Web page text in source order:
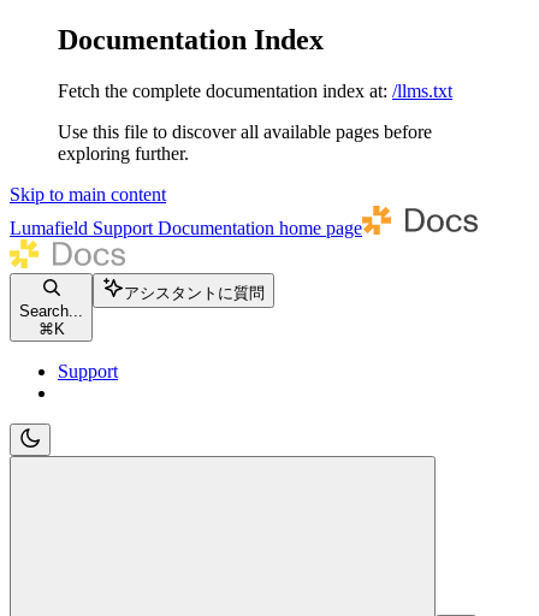
Documentation Index
Fetch the complete documentation index at: /llms.txt
Use this file to discover all available pages before
exploring further.
Skip to main content
Lumafield Support Documentation home page
Search...
⌘ K
アシスタントに質問
Support